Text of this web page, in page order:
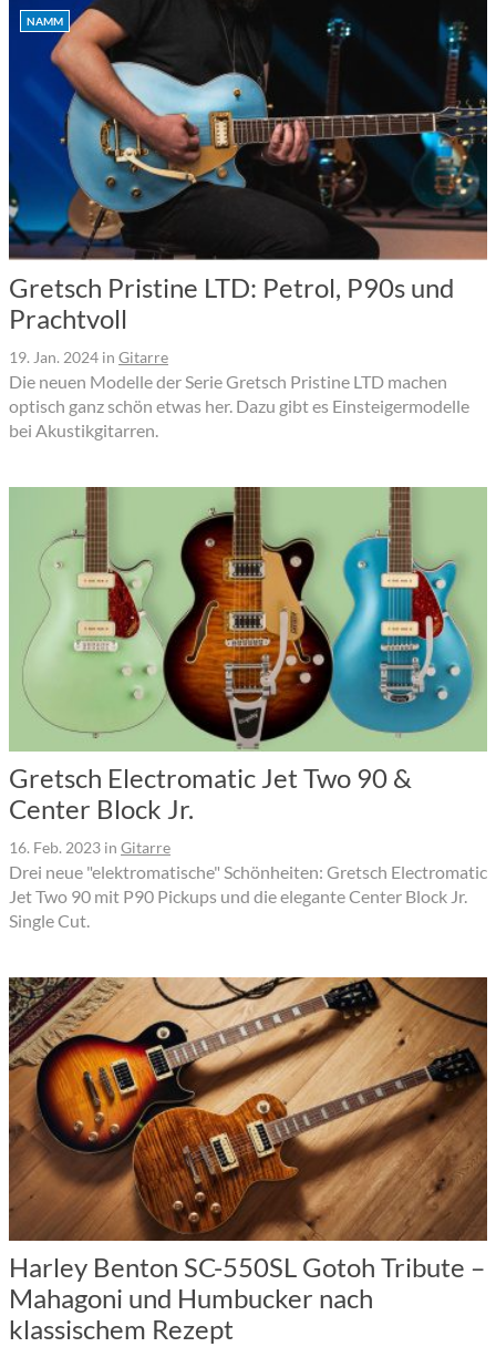
NAMM
Gretsch Pristine LTD: Petrol, P90s und
Prachtvoll
19. Jan. 2024 in Gitarre
Die neuen Modelle der Serie Gretsch Pristine LTD machen
optisch ganz schön etwas her. Dazu gibt es Einsteigermodelle
bei Akustikgitarren.
Gretsch Electromatic Jet Two 90 &
Center Block Jr.
16. Feb. 2023 in Gitarre
Drei neue "elektromatische" Schönheiten: Gretsch Electromatic
Jet Two 90 mit P90 Pickups und die elegante Center Block Jr.
Single Cut.
Harley Benton SC-550SL Gotoh Tribute –
Mahagoni und Humbucker nach
klassischem Rezept